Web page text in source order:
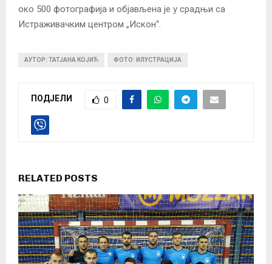
око 500 фотографија и објављена је у срадњи са
Истраживачким центром „Искон“.
АУТОР: ТАТЈАНА КОЈИЋ ФОТО: ИЛУСТРАЦИЈА
ПОДЈЕЛИ 0
RELATED POSTS